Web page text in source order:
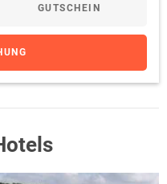
GUTSCHEIN